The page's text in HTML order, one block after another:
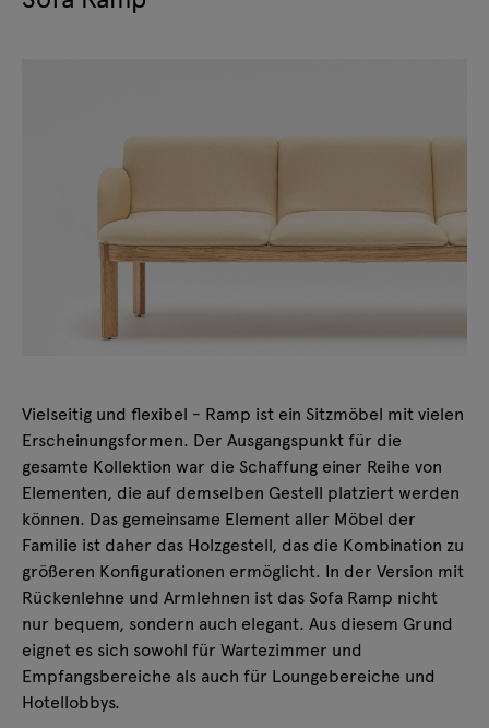
Vielseitig und flexibel - Ramp ist ein Sitzmöbel mit vielen
Erscheinungsformen. Der Ausgangspunkt für die
gesamte Kollektion war die Schaffung einer Reihe von
Elementen, die auf demselben Gestell platziert werden
können. Das gemeinsame Element aller Möbel der
Familie ist daher das Holzgestell, das die Kombination zu
größeren Konfigurationen ermöglicht. In der Version mit
Rückenlehne und Armlehnen ist das Sofa Ramp nicht
nur bequem, sondern auch elegant. Aus diesem Grund
eignet es sich sowohl für Wartezimmer und
Empfangsbereiche als auch für Loungebereiche und
Hotellobbys.